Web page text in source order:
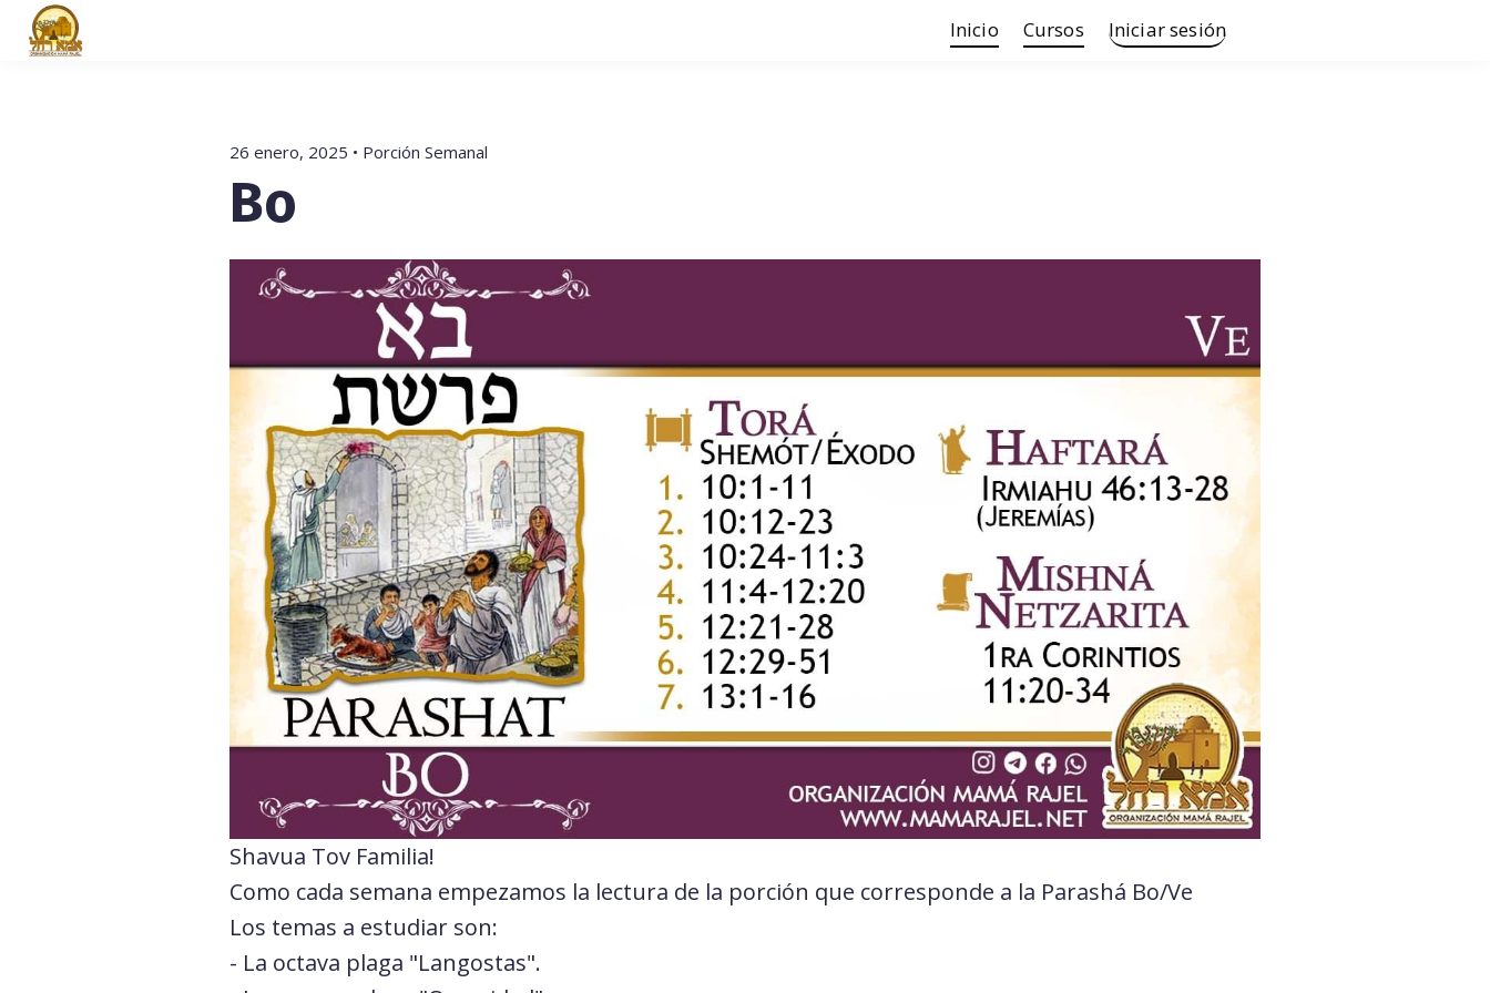
Inicio Cursos Iniciar sesión
26 enero, 2025 • Porción Semanal
Bo
Shavua Tov Familia!
Como cada semana empezamos la lectura de la porción que corresponde a la Parashá Bo/Ve
Los temas a estudiar son:
- La octava plaga "Langostas".